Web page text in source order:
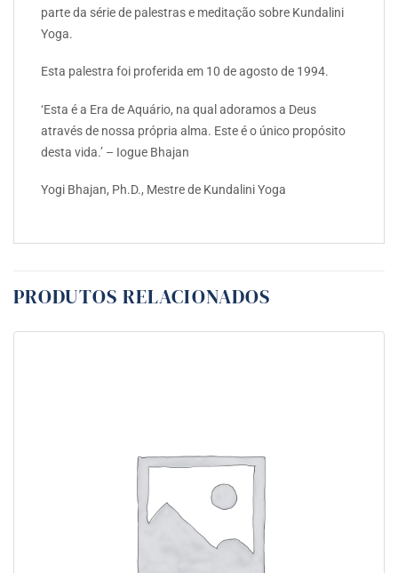
parte da série de palestras e meditação sobre Kundalini
Yoga.
Esta palestra foi proferida em 10 de agosto de 1994.
‘Esta é a Era de Aquário, na qual adoramos a Deus
através de nossa própria alma. Este é o único propósito
desta vida.’ – Iogue Bhajan
Yogi Bhajan, Ph.D., Mestre de Kundalini Yoga
PRODUTOS RELACIONADOS